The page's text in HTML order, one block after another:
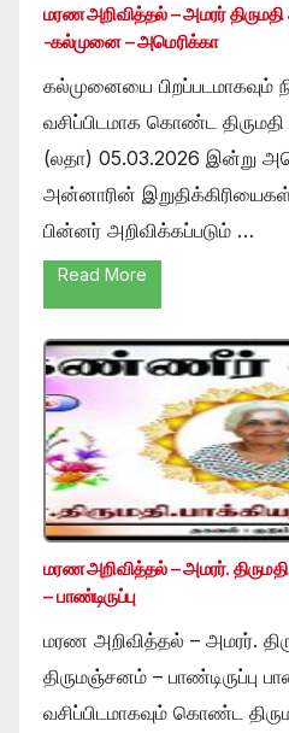
மரண அறிவித்தல் – அமரர்
-கல்முனை – அமெரிக்கா
கல்முனையை பிறப்படமாகவும்
வசிப்பிடமாக கொண்ட
(லதா) 05.03.2026 இன்று
அன்னாரின்
பின்னர் அறிவிக்கப்படும் …
Read More
மரண அறிவித்தல் – அமரர்.
– பாண்டிருப்பு
மரண அறிவித்தல் – அமரர்.
திருமஞ்சனம் – பாண்டிருப்பு
வசிப்பிடமாகவும் கொண்ட